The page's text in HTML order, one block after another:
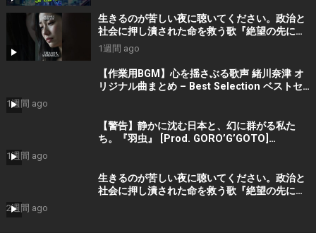
生きるのが苦しい夜に聴いてください。政治と
社会に押し潰された命を救う歌『絶望の先に』
#宮田真尋 #社会問題 #日本政治
1週間 ago
【作業用BGM】心を揺さぶる歌声 緒川奈津 オ
リジナル曲まとめ – Best Selection ベストセ
1週間 ago
【警告】静かに沈む日本と、幻に群がる私た
ち。『羽虫』 [Prod. GORO’G’GOTO]
1週間 ago
生きるのが苦しい夜に聴いてください。政治と
社会に押し潰された命を救う歌『絶望の先に』
2週間 ago